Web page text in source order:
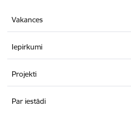
Vakances
Iepirkumi
Projekti
Par iestādi